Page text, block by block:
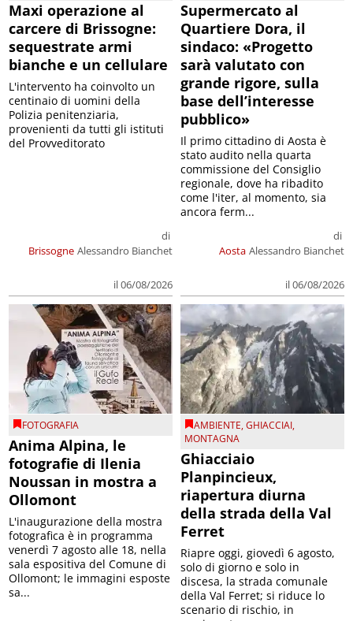
Maxi operazione al
carcere di Brissogne:
sequestrate armi
bianche e un cellulare
Brissogne
di
Alessandro Bianchet
il 06/08/2026
L'intervento ha coinvolto un
centinaio di uomini della
Polizia penitenziaria,
provenienti da tutti gli istituti
del Provveditorato
Supermercato al
Quartiere Dora, il
sindaco: «Progetto
sarà valutato con
grande rigore, sulla
base dell’interesse
pubblico»
Aosta
di
Alessandro Bianchet
il 06/08/2026
Il primo cittadino di Aosta è
stato audito nella quarta
commissione del Consiglio
regionale, dove ha ribadito
come l'iter, al momento, sia
ancora ferm...
FOTOGRAFIA
Anima Alpina, le
fotografie di Ilenia
Noussan in mostra a
Ollomont
L'inaugurazione della mostra
fotografica è in programma
venerdì 7 agosto alle 18, nella
sala espositiva del Comune di
Ollomont; le immagini esposte
sa...
AMBIENTE,GHIACCIAI,
MONTAGNA
Ghiacciaio
Planpincieux,
riapertura diurna
della strada della Val
Ferret
Riapre oggi, giovedì 6 agosto,
solo di giorno e solo in
discesa, la strada comunale
della Val Ferret; si riduce lo
scenario di rischio, in